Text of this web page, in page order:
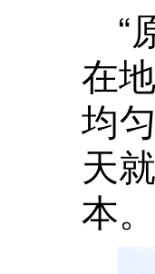
“
在
均
天
本